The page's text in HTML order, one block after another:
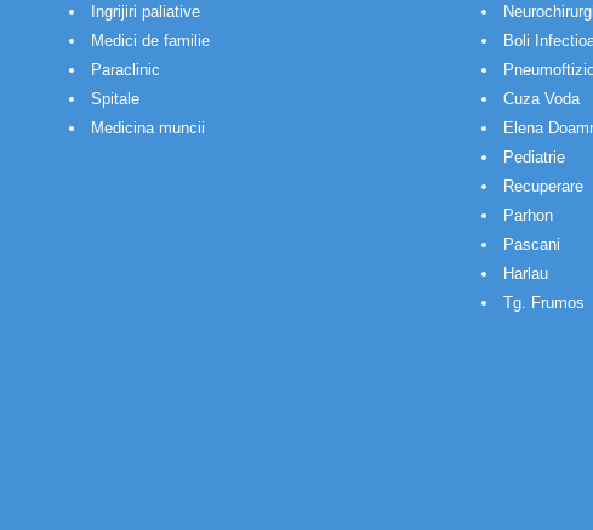
Ingrijiri paliative
Medici de familie
Paraclinic
Spitale
Medicina muncii
Boli
Cuza Voda
Elena
Pediatrie
Recuperare
Parhon
Pascani
Harlau
Tg. Frumos